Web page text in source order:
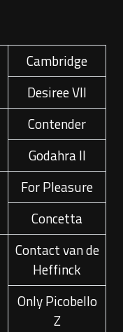
Cambridge
Desiree VII
Contender
Godahra II
For Pleasure
Concetta
Contact van de
Heffinck
Only Picobello
Z